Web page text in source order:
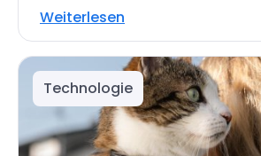
Weiterlesen
Technologie